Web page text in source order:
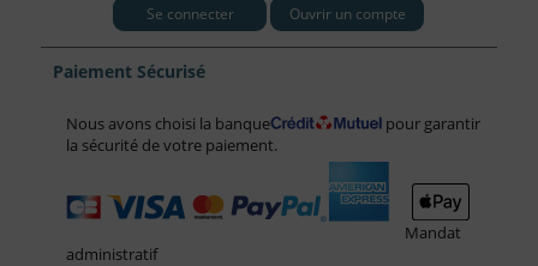
Se connecter Ouvrir un compte
Paiement Sécurisé
Nous avons choisi la banque
pour garantir
la sécurité de votre paiement.
Mandat
administratif